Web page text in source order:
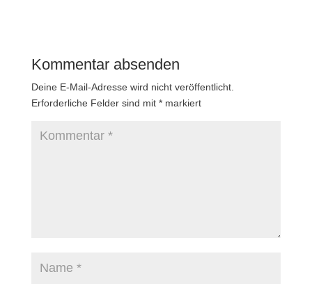
Kommentar absenden
Deine E-Mail-Adresse wird nicht veröffentlicht.
Erforderliche Felder sind mit *markiert